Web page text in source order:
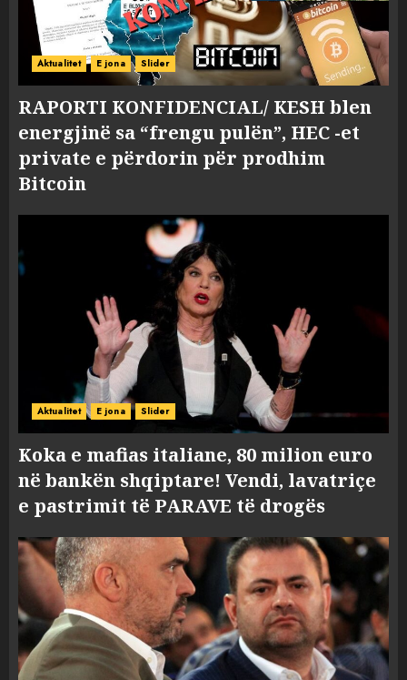
Aktualitet E jona Slider
RAPORTI KONFIDENCIAL/ KESH blen
energjinë sa “frengu pulën”, HEC -et
private e përdorin për prodhim
Bitcoin
Aktualitet E jona Slider
Koka e mafias italiane, 80 milion euro
në bankën shqiptare! Vendi, lavatriçe
e pastrimit të PARAVE të drogës